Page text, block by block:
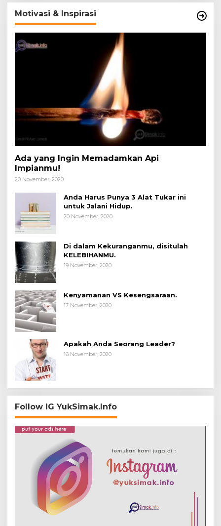
Motivasi & Inspirasi
Ada yang Ingin Memadamkan Api
Impianmu!
20 November, 2020
Anda Harus Punya 3 Alat Tukar ini
untuk Jalani Hidup.
20 November, 2020
Di dalam Kekuranganmu, disitulah
KELEBIHANMU.
19 November, 2020
Kenyamanan VS Kesengsaraan.
17 November, 2020
Apakah Anda Seorang Leader?
16 November, 2020
Follow IG YukSimak.Info